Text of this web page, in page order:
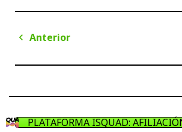
Navegación
entradas
Anterior
PLATAFORMA ISQUAD: